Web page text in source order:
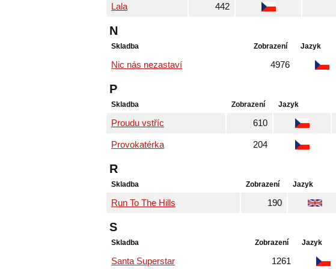
Lala 442
N
Skladba Zobrazení Jazyk
Nic nás nezastaví 4976
P
Skladba Zobrazení Jazyk
Proudu vstříc 610
Provokatérka 204
R
Skladba Zobrazení Jazyk
Run To The Hills 190
S
Skladba Zobrazení Jazyk
Santa Superstar 1261